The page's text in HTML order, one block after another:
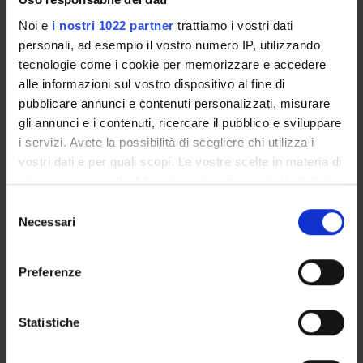
Noi e i nostri 1022 partner trattiamo i vostri dati
personali, ad esempio il vostro numero IP, utilizzando
tecnologie come i cookie per memorizzare e accedere
alle informazioni sul vostro dispositivo al fine di
pubblicare annunci e contenuti personalizzati, misurare
gli annunci e i contenuti, ricercare il pubblico e sviluppare
i servizi. Avete la possibilità di scegliere chi utilizza i
vostri dati e per quali scopi. Le vostre scelte in materia di
privacy sono applicabili solo su questa proprietà digitale
modificare o revocare il proprio consenso in qualsiasi
momento dalla Dichiarazione sui cookie o facendo clic
raccogliere informazioni sulla tua posizione
geografica, con un'approssimazione di qualche
delNecessari
Preferenze
Statistiche
ORGANISATION
GOVERNANCE
COMMITTEES
DEPARTMENT ADMINISTRATION OFFICES
STUDENT ADMINISTRATION OFFICES
DEPARTMENT FACILITIES